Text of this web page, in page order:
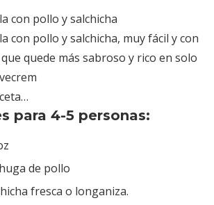
con pollo y salchicha
con pollo y salchicha, muy fácil y con
quede más sabroso y rico en solo
para 4-5 personas:
de pollo
fresca o longaniza.